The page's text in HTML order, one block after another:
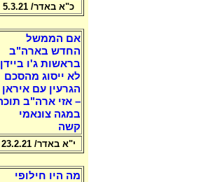
כ"א באדר/ 5.3.21
אם הממשל
החדש בארה"ב
בראשות ג'ו ביידן
לא ייסוג מהסכם
הגרעין עם איראן
– אזי ארה"ב
במגה צונאמי
קשה
י"א באדר/ 23.2.21
מה היו חילופי